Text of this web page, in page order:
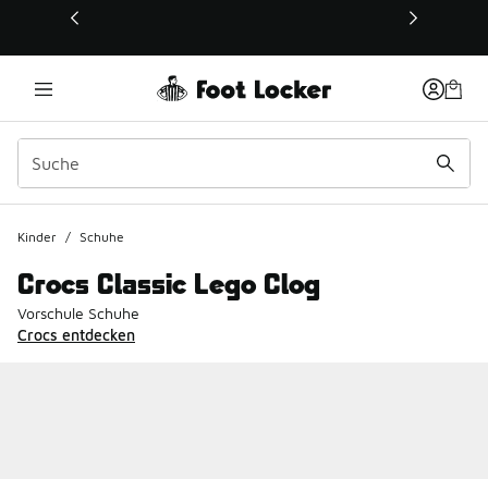
Dieser Link öffnet sich in einem neuen Fenster
Kinder / Schuhe
Crocs Classic Lego Clog
Vorschule Schuhe
Crocs entdecken